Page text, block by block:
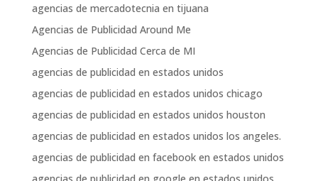
agencias de mercadotecnia en tijuana
Agencias de Publicidad Around Me
Agencias de Publicidad Cerca de MI
agencias de publicidad en estados unidos
agencias de publicidad en estados unidos chicago
agencias de publicidad en estados unidos houston
agencias de publicidad en estados unidos los angeles.
agencias de publicidad en facebook en estados unidos
agencias de publicidad en google en estados unidos